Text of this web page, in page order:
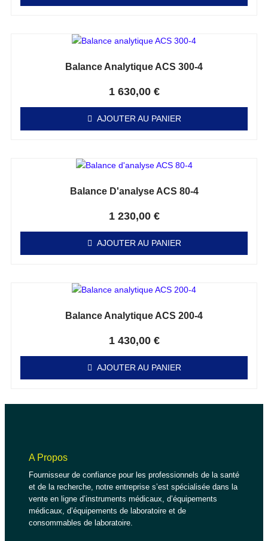
Balance Analytique ACS 300-4
1 630,00 €
AJOUTER AU PANIER
Balance D'analyse ACS 80-4
1 230,00 €
AJOUTER AU PANIER
Balance Analytique ACS 200-4
1 430,00 €
AJOUTER AU PANIER
A Propos
Fournisseur de confiance pour les professionnels de la santé
et de la recherche, notre entreprise s’est spécialisée dans la
vente en ligne d’instruments médicaux, d’équipements
médicaux, d’équipements de laboratoire et de
consommables de laboratoire.